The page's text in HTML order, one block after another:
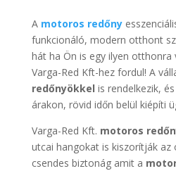
A motoros redőny
funkcionáló, modern otthont
hát ha Ön is egy ilyen otthonra
Varga-Red Kft-hez fordul! A
redőnyökkel is rendelkezik,
árakon, rövid időn belül kiépíti
Varga-Red Kft. motoros
utcai hangokat is kiszorítják az
csendes biztonág amit a